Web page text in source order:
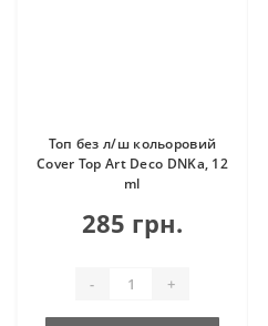
Топ без л/ш кольоровий
Cover Top Art Deco DNKa, 12
ml
285 грн.
- +